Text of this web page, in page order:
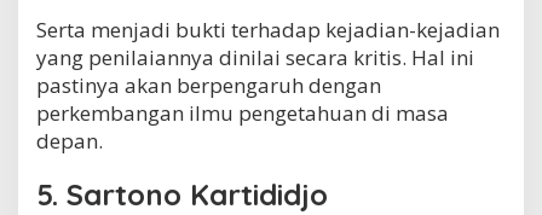
Serta menjadi bukti terhadap kejadian-kejadian
yang penilaiannya dinilai secara kritis. Hal ini
pastinya akan berpengaruh dengan
perkembangan ilmu pengetahuan di masa
depan.
5. Sartono Kartididjo